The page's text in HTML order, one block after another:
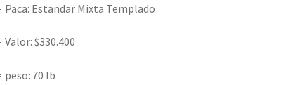
Paca: Estandar Mixta Templado
Valor: $330.400
peso: 70 lb